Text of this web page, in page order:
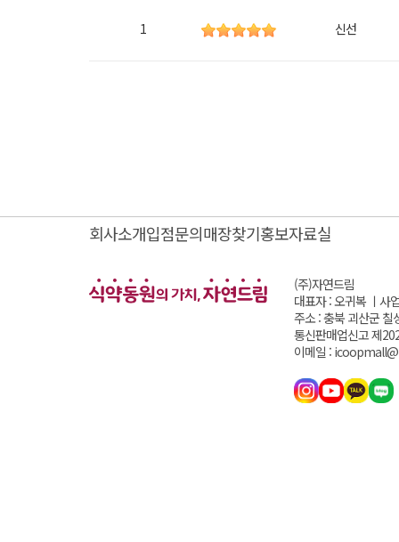
1 신선
회사소개입점문의매장찾기홍보자료실
(주)자연드림
대표자 : 오귀복 ㅣ 사
주소 : 충북 괴산군 칠
통신판매업신고 제
이메일 :